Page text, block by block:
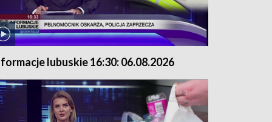
lubuskie 16:30: 06.08.2026